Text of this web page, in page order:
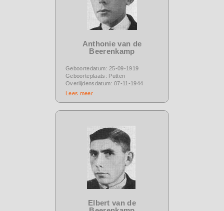
Anthonie van de
Beerenkamp
Geboortedatum: 25-09-1919
Geboorteplaats: Putten
Overlijdensdatum: 07-11-1944
Lees meer
Elbert van de